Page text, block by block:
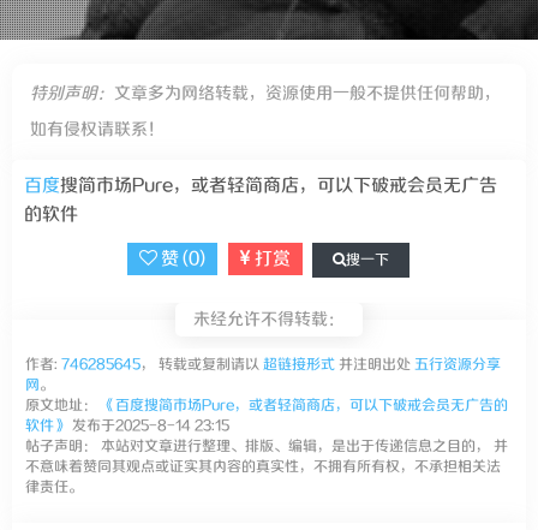
特别声明： 文章多为网络转载，资源使用一般不提供任何帮助，
如有侵权请联系！
百度搜简市场Pure，或者轻简商店，可以下破戒会员无广告
的软件
赞 (0) 打赏 搜一下
未经允许不得转载：
作者: 746285645， 转载或复制请以 超链接形式 并注明出处 五行资源分享
网。
原文地址：
《百度搜简市场Pure，或者轻简商店，可以下破戒会员无广告的
软件》 发布于2025-8-14 23:15
帖子声明： 本站对文章进行整理、排版、编辑，是出于传递信息之目的， 并
不意味着赞同其观点或证实其内容的真实性，不拥有所有权，不承担相关法
律责任。